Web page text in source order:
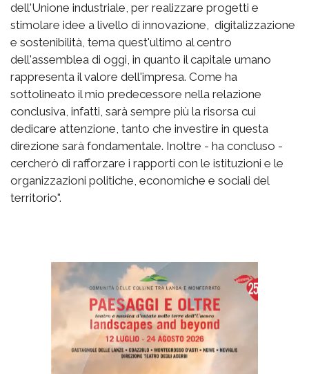
dell'Unione industriale, per realizzare progetti e
stimolare idee a livello di innovazione, digitalizzazione
e sostenibilità, tema quest'ultimo al centro
dell'assemblea di oggi, in quanto il capitale umano
rappresenta il valore dell'impresa. Come ha
sottolineato il mio predecessore nella relazione
conclusiva, infatti, sarà sempre più la risorsa cui
dedicare attenzione, tanto che investire in questa
direzione sarà fondamentale. Inoltre - ha concluso -
cercherò di rafforzare i rapporti con le istituzioni e le
organizzazioni politiche, economiche e sociali del
territorio".